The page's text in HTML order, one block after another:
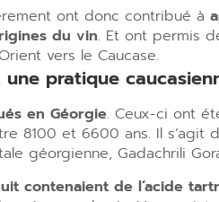
ont donc contribué à
du vin. Et ont permis
vers le Caucase.
pratique
en Géorgie. Ceux-ci ont
8100 et 6600 ans. Il s’agit
géorgienne, Gadachrili
contenaient de l’acide